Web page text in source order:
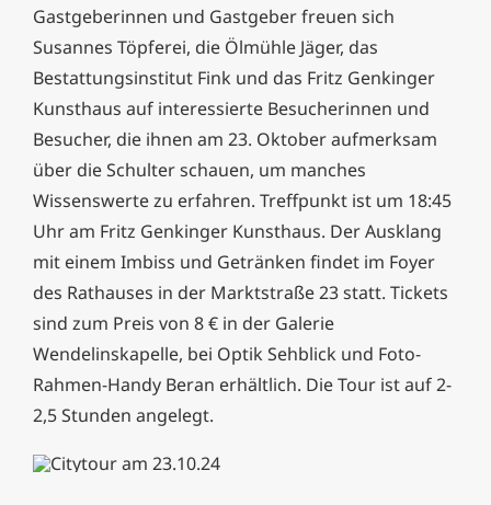
Gastgeberinnen und Gastgeber freuen sich
Susannes Töpferei, die Ölmühle Jäger, das
Bestattungsinstitut Fink und das Fritz Genkinger
Kunsthaus auf interessierte Besucherinnen und
Besucher, die ihnen am 23. Oktober aufmerksam
über die Schulter schauen, um manches
Wissenswerte zu erfahren. Treffpunkt ist um 18:45
Uhr am Fritz Genkinger Kunsthaus. Der Ausklang
mit einem Imbiss und Getränken findet im Foyer
des Rathauses in der Marktstraße 23 statt. Tickets
sind zum Preis von 8 € in der Galerie
Wendelinskapelle, bei Optik Sehblick und Foto-
Rahmen-Handy Beran erhältlich. Die Tour ist auf 2-
2,5 Stunden angelegt.